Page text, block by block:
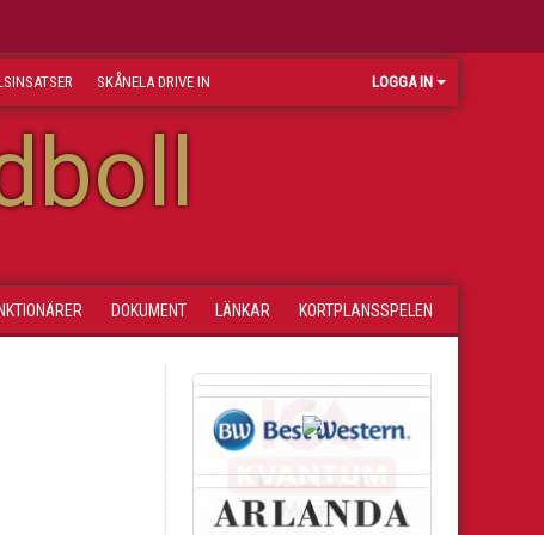
SKÅNELA DRIVE IN LOGGA IN
DOKUMENT LÄNKAR KORTPLANSSPELEN